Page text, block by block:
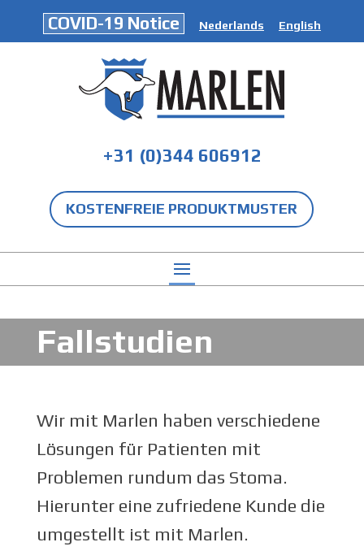
COVID-19 Notice Nederlands English
+31 (0)344 606912
KOSTENFREIE PRODUKTMUSTER
Fallstudien
Wir mit Marlen haben verschiedene
Lösungen für Patienten mit
Problemen rundum das Stoma.
Hierunter eine zufriedene Kunde die
umgestellt ist mit Marlen.